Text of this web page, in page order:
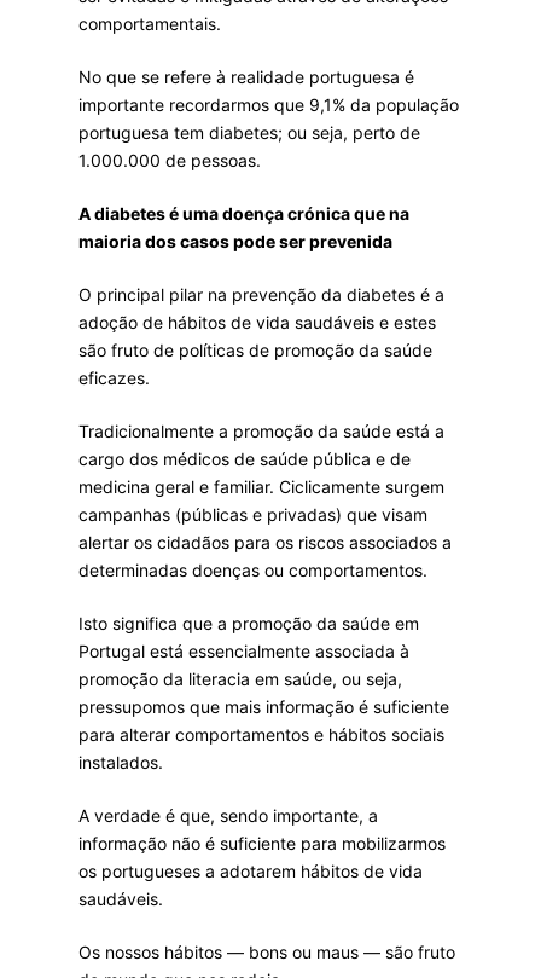
comportamentais.
No que se refere à realidade portuguesa é
importante recordarmos que 9,1% da população
portuguesa tem diabetes; ou seja, perto de
1.000.000 de pessoas.
A diabetes é uma doença crónica que na
maioria dos casos pode ser prevenida
O principal pilar na prevenção da diabetes é a
adoção de hábitos de vida saudáveis e estes
são fruto de políticas de promoção da saúde
eficazes.
Tradicionalmente a promoção da saúde está a
cargo dos médicos de saúde pública e de
medicina geral e familiar. Ciclicamente surgem
campanhas (públicas e privadas) que visam
alertar os cidadãos para os riscos associados a
determinadas doenças ou comportamentos.
Isto significa que a promoção da saúde em
Portugal está essencialmente associada à
promoção da literacia em saúde, ou seja,
pressupomos que mais informação é suficiente
para alterar comportamentos e hábitos sociais
instalados.
A verdade é que, sendo importante, a
informação não é suficiente para mobilizarmos
os portugueses a adotarem hábitos de vida
saudáveis.
Os nossos hábitos — bons ou maus — são fruto